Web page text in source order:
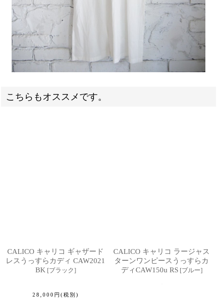
こちらもオススメです。
CALICO キャリコ ギャザード
レスうっすらカディ CAW2021
BK [ブラック]
28,000 円 (税別)
CALICO キャリコ ラージャス
ターンワンピースうっすらカ
ディCAW150u RS [ブルー]